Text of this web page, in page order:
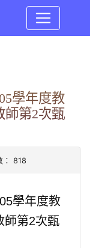
學年度教
師第2次甄
818
學年度教
師第2次甄